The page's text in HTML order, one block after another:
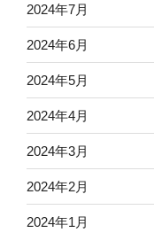
2024年7月
2024年6月
2024年5月
2024年4月
2024年3月
2024年2月
2024年1月